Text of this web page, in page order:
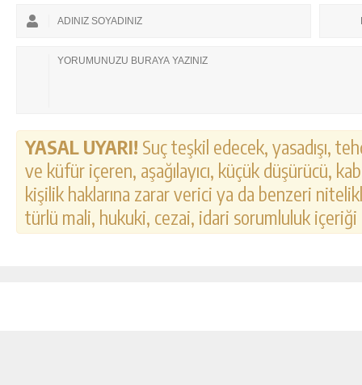
YASAL UYARI! Suç teşkil edecek, yasadışı,
ve küfür içeren, aşağılayıcı, küçük düşürücü,
kişilik haklarına zarar verici ya da benzeri
türlü mali, hukuki, cezai, idari sorumluluk